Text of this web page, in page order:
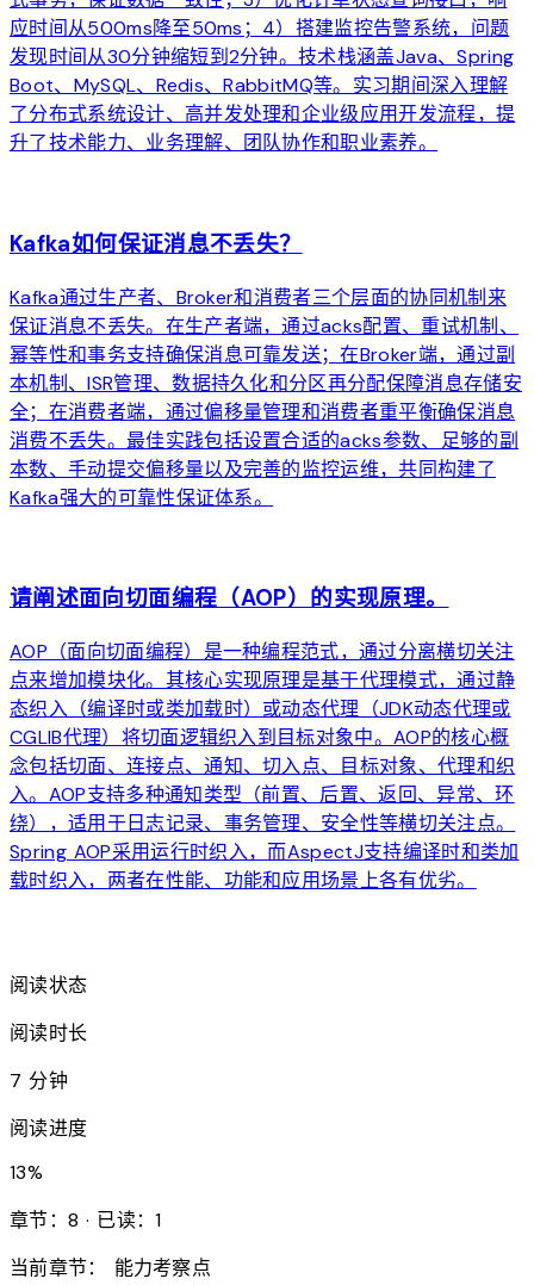
应时间从500ms降至50ms；4）搭建监控告警系统，问题
发现时间从30分钟缩短到2分钟。技术栈涵盖Java、Spring
Boot、MySQL、Redis、RabbitMQ等。实习期间深入理解
了分布式系统设计、高并发处理和企业级应用开发流程，提
升了技术能力、业务理解、团队协作和职业素养。
Kafka如何保证消息不丢失？
Kafka通过生产者、Broker和消费者三个层面的协同机制来
保证消息不丢失。在生产者端，通过acks配置、重试机制、
幂等性和事务支持确保消息可靠发送；在Broker端，通过副
本机制、ISR管理、数据持久化和分区再分配保障消息存储安
全；在消费者端，通过偏移量管理和消费者重平衡确保消息
消费不丢失。最佳实践包括设置合适的acks参数、足够的副
本数、手动提交偏移量以及完善的监控运维，共同构建了
Kafka强大的可靠性保证体系。
请阐述面向切面编程（AOP）的实现原理。
AOP（面向切面编程）是一种编程范式，通过分离横切关注
点来增加模块化。其核心实现原理是基于代理模式，通过静
态织入（编译时或类加载时）或动态代理（JDK动态代理或
CGLIB代理）将切面逻辑织入到目标对象中。AOP的核心概
念包括切面、连接点、通知、切入点、目标对象、代理和织
入。AOP支持多种通知类型（前置、后置、返回、异常、环
绕），适用于日志记录、事务管理、安全性等横切关注点。
Spring AOP采用运行时织入，而AspectJ支持编译时和类加
载时织入，两者在性能、功能和应用场景上各有优劣。
阅读状态
阅读时长
7 分钟
阅读进度
13%
章节：8 · 已读：1
当前章节：
能力考察点